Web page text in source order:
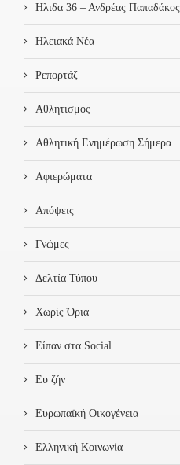
ΣΥΝΆΝΤΗΣΗ ΜΕ ΤΗΝ ΓΕΝΙΚΉ
ΓΡΑΜΜΑΤΈΑ ΥΠΟΔΟΧΉΣ
ΑΙΤΟΎΝΤΩΝ ΆΣΥΛΟ
4 Νοεμβρίου 2024
Ηλιδα 36 – Ανδρέας Παπαδάκος
Ηλειακά Νέα
Ρεπορτάζ
Αθλητισμός
Αθλητική Ενημέρωση Σήμερα
Αφιερώματα
Απόψεις
Γνώμες
Δελτία Τύπου
Χωρίς Όρια
Είπαν στα Social
Ευ ζήν
Ευρωπαϊκή Οικογένεια
Ελληνική Κοινωνία